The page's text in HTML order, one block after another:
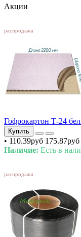
Акции
распродажа
Гофрокартон Т-24
Купить
• 110.39руб 175.87руб
Наличие: Есть в
распродажа